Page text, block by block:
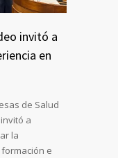
invitó a
en
de Salud
a
la
e